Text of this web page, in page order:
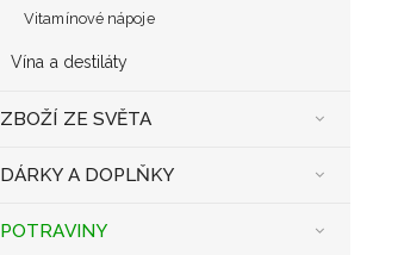
Vitamínové nápoje
Vína a destiláty
ZBOŽÍ ZE SVĚTA
DÁRKY A DOPLŇKY
POTRAVINY